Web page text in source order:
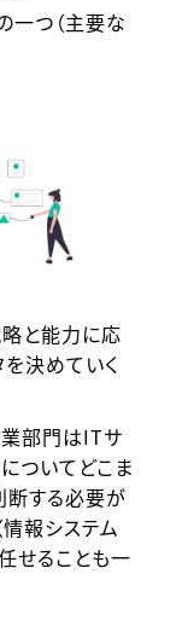
一つ（主要な
と能力に応
決めていく
業部門はITサ
ついてどこま
断する必要が
情報システム
せることも一